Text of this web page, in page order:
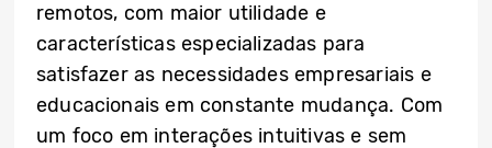
remotos, com maior utilidade e
características especializadas para
satisfazer as necessidades empresariais e
educacionais em constante mudança. Com
um foco em interações intuitivas e sem